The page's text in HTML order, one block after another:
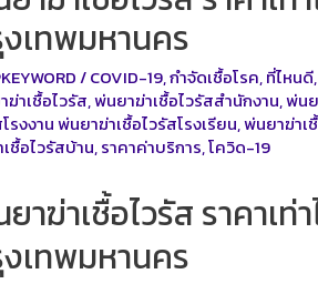
เทพมหานคร
/COVID-19,กำจัดเชื้อโรค,ที่ไหนดี,
าเชื้อไวรัส,พ่นยาฆ่าเชื้อไวรัสสำนักงาน,พ่น
รงงาน พ่นยาฆ่าเชื้อไวรัสโรงเรียน,พ่นยาฆ่าเ
ชื้อไวรัสบ้าน,ราคาค่าบริการ,โควิด-19
าฆ่าเชื้อไวรัส ราคาเท่
เทพมหานคร